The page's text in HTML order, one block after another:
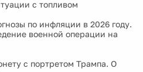
с топливом
по инфляции в 2026 году.
военной операции на
с портретом Трампа. О